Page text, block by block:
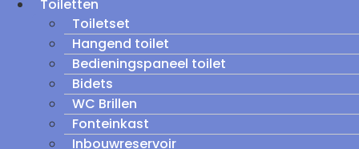
Toiletten
Toiletset
Hangend toilet
Bedieningspaneel toilet
Bidets
WC Brillen
Fonteinkast
Inbouwreservoir